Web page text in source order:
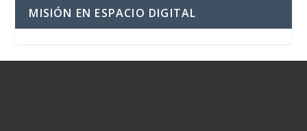
MISIÓN EN ESPACIO DIGITAL